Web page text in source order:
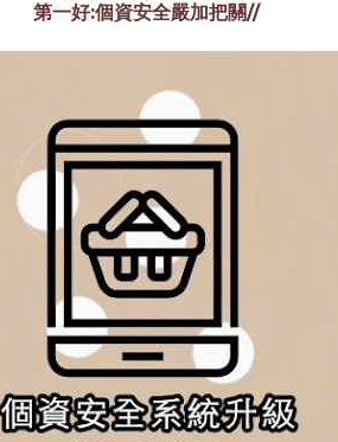
第一好:個資安全嚴加把關//